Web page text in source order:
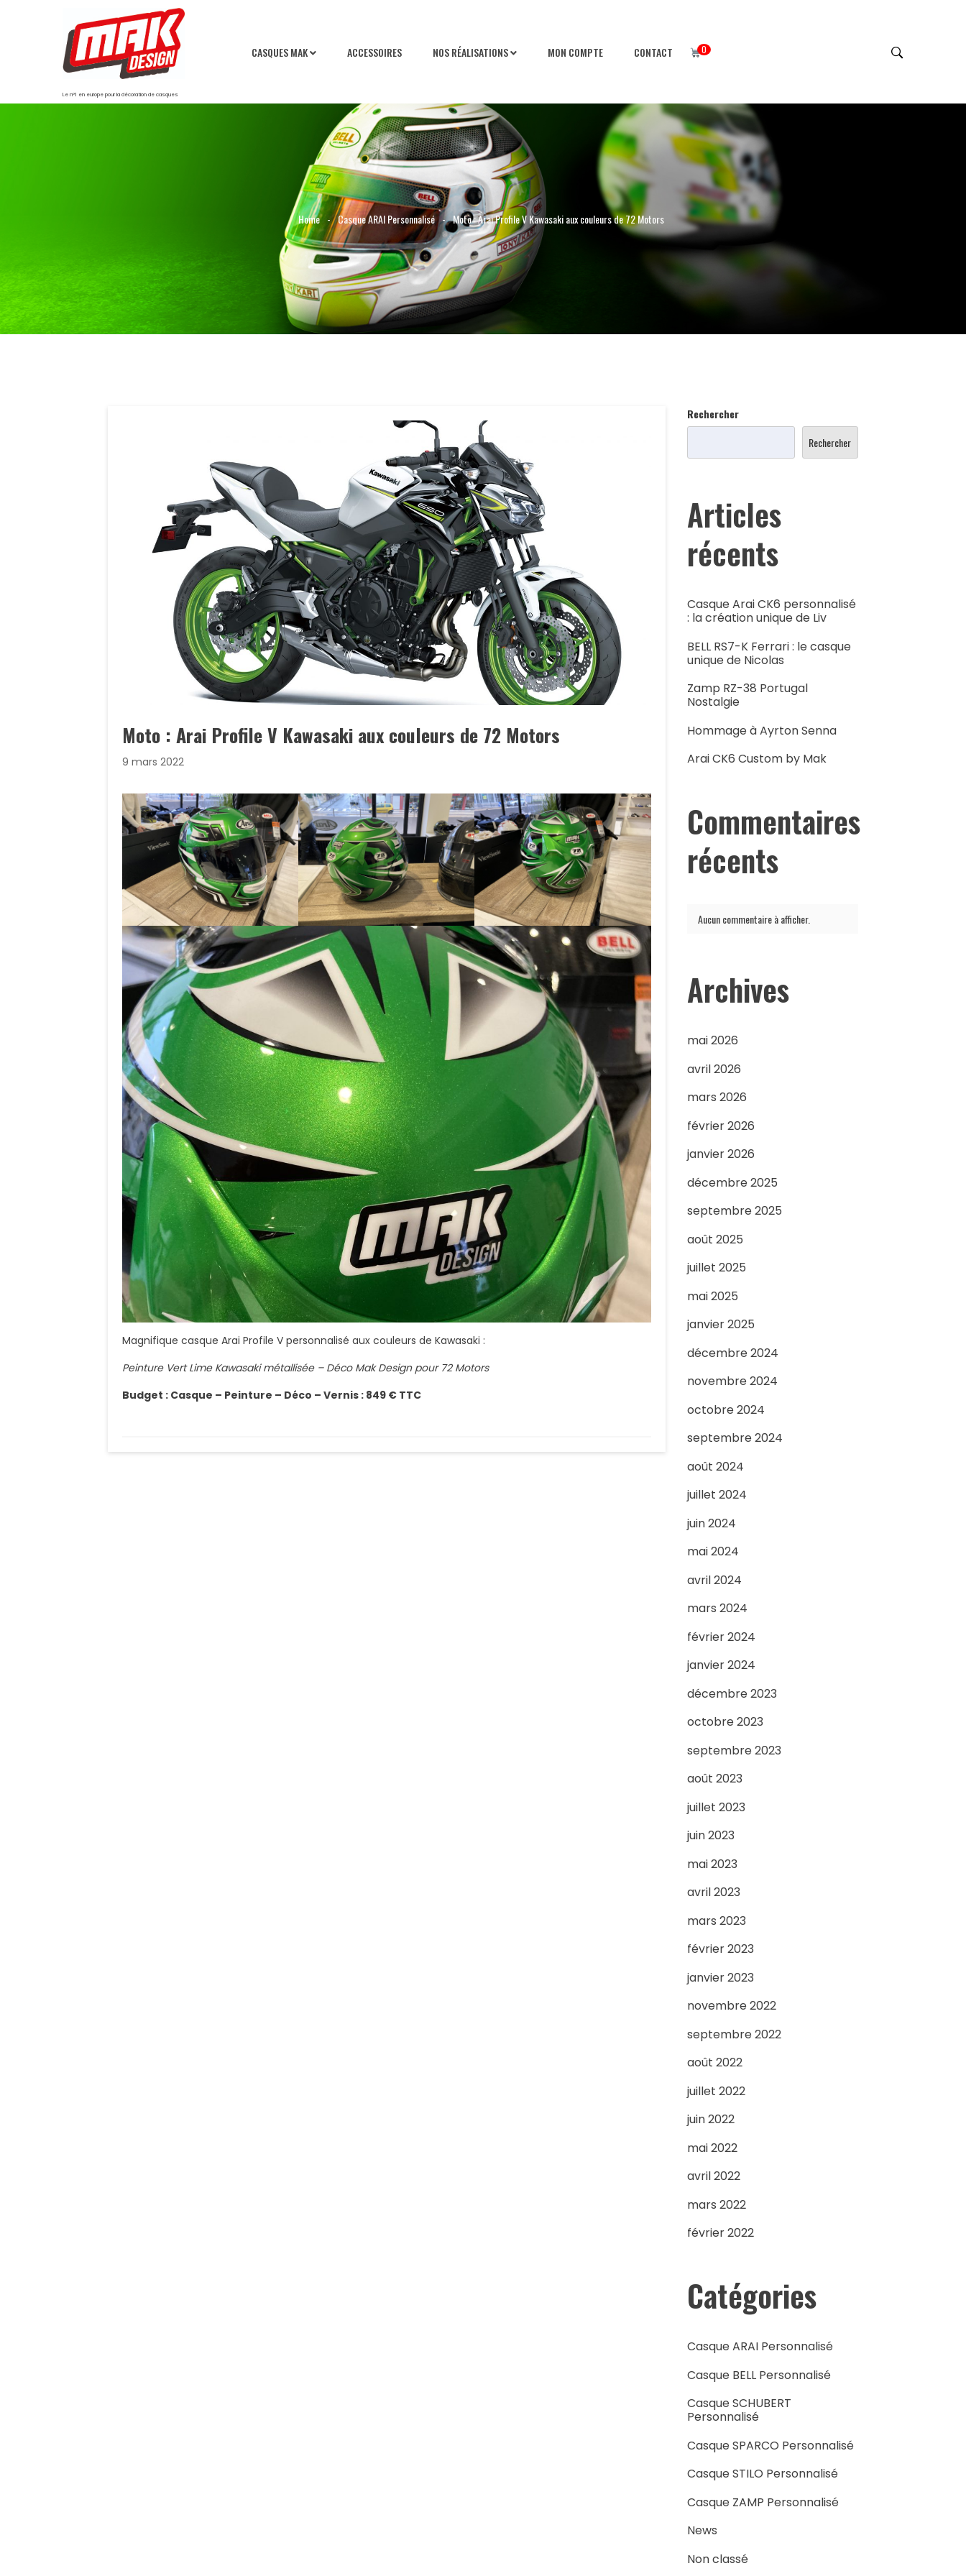
Le n°1 en europe pour la décoration de casques
CASQUES MAK ACCESSOIRES NOS RÉALISATIONS MON COMPTE CONTACT 0
Home - Casque ARAI Personnalisé - Moto : Arai Profile V Kawasaki aux couleurs de 72 Motors
Moto : Arai Profile V Kawasaki aux couleurs de 72 Motors
9 mars 2022
Magnifique casque Arai Profile V personnalisé aux couleurs de Kawasaki :
Peinture Vert Lime Kawasaki métallisée – Déco Mak Design pour 72 Motors
Budget : Casque – Peinture – Déco – Vernis : 849 € TTC
Rechercher
Rechercher
Articles
récents
Casque Arai CK6 personnalisé
: la création unique de Liv
BELL RS7-K Ferrari : le casque
unique de Nicolas
Zamp RZ-38 Portugal
Nostalgie
Hommage à Ayrton Senna
Arai CK6 Custom by Mak
Commentaires
récents
Aucun commentaire à afficher.
Archives
mai 2026
avril 2026
mars 2026
février 2026
janvier 2026
décembre 2025
septembre 2025
août 2025
juillet 2025
mai 2025
janvier 2025
décembre 2024
novembre 2024
octobre 2024
septembre 2024
août 2024
juillet 2024
juin 2024
mai 2024
avril 2024
mars 2024
février 2024
janvier 2024
décembre 2023
octobre 2023
septembre 2023
août 2023
juillet 2023
juin 2023
mai 2023
avril 2023
mars 2023
février 2023
janvier 2023
novembre 2022
septembre 2022
août 2022
juillet 2022
juin 2022
mai 2022
avril 2022
mars 2022
février 2022
Catégories
Casque ARAI Personnalisé
Casque BELL Personnalisé
Casque SCHUBERT
Personnalisé
Casque SPARCO Personnalisé
Casque STILO Personnalisé
Casque ZAMP Personnalisé
News
Non classé